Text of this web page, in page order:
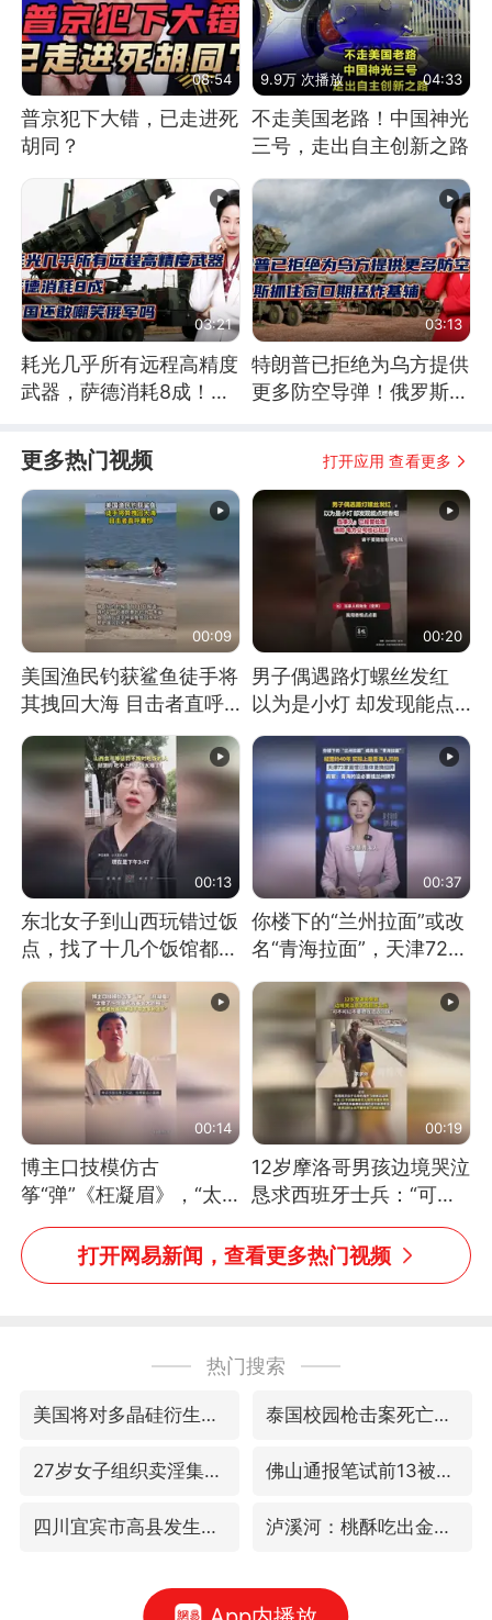
08:54
普京犯下大错，已走进死
胡同？
9.9万 次播放 04:33
不走美国老路！中国神光
三号，走出自主创新之路
03:21
耗光几乎所有远程高精度
武器，萨德消耗8成！美
03:13
特朗普已拒绝为乌方提供
更多防空导弹！俄罗斯抓
更多热门视频 打开应用 查看更多
00:09
美国渔民钓获鲨鱼徒手将
其拽回大海 目击者直呼
震惊 （视频来源：参考
消息）
00:20
男子偶遇路灯螺丝发红
以为是小灯 却发现能点
燃香烟 当事人：已报警
处理
00:13
东北女子到山西玩错过饭
点，找了十几个饭馆都没
开门：午休到几点
00:37
你楼下的“兰州拉面”或改
名“青海拉面”，天津72家
面馆已集体更换招牌
00:14
博主口技模仿古
筝“弹”《枉凝眉》，“太
像了～你是吃古筝长大的
吗？”“或将成为首位考级
不带古筝的选手。”（来
00:19
12岁摩洛哥男孩边境哭泣
恳求西班牙士兵：“可不
可以不要把我遣返回国”
打开网易新闻，查看更多热门视频
热门搜索
美国将对多晶硅衍生品加征15%关税 泰国校园枪击案死亡人数升至7人
27岁女子组织卖淫集团被悬赏通缉 佛山通报笔试前13被淘汰后5名进体检
四川宜宾市高县发生4.9级地震 泸溪河：桃酥吃出金属牙冠视频不实